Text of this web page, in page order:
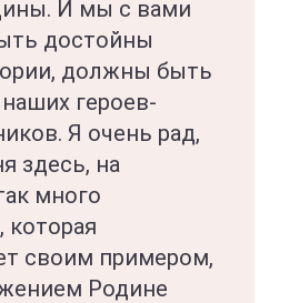
И мы с вами
достойны
должны быть
героев-
Я очень рад,
здесь, на
много
своим примером,
Родине